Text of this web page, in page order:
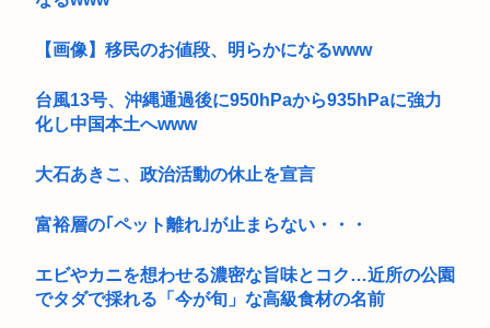
【画像】移民のお値段、明らかになるwww
台風13号、沖縄通過後に950hPaから935hPaに強力
化し中国本土へwww
大石あきこ、政治活動の休止を宣言
富裕層の｢ペット離れ｣が止まらない・・・
エビやカニを想わせる濃密な旨味とコク…近所の公園
でタダで採れる「今が旬」な高級食材の名前